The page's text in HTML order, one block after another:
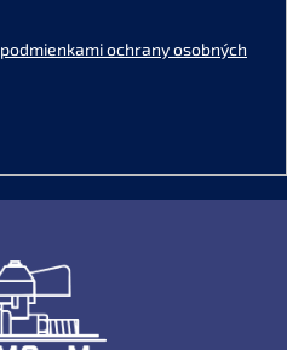
podmienkami ochrany osobných